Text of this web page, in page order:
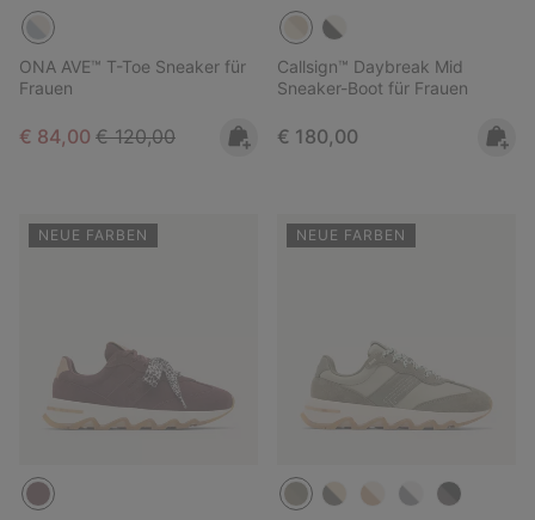
ONA AVE™ T-Toe Sneaker für
Frauen
Sale price:
€ 84,00 Regular price:
€ 120,00
Callsign™ Daybreak Mid
Sneaker-Boot für Frauen
Regular price:
€ 180,00
NEUE FARBEN NEUE FARBEN